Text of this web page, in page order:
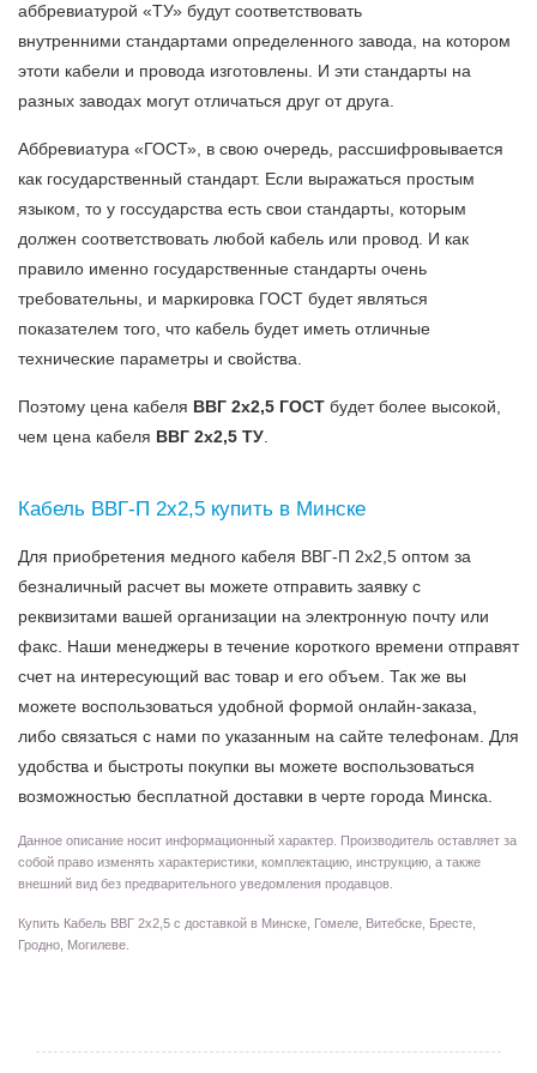
аббревиатурой «ТУ» будут соответствовать
внутренними стандартами определенного завода, на котором
этоти кабели и провода изготовлены. И эти стандарты на
разных заводах могут отличаться друг от друга.
Аббревиатура «ГОСТ», в свою очередь, рассшифровывается
как государственный стандарт. Если выражаться простым
языком, то у госсударства есть свои стандарты, которым
должен соответствовать любой кабель или провод. И как
правило именно государственные стандарты очень
требовательны, и маркировка ГОСТ будет являться
показателем того, что кабель будет иметь отличные
технические параметры и свойства.
Поэтому цена кабеля ВВГ 2х2,5 ГОСТ будет более высокой,
чем цена кабеля ВВГ 2х2,5 ТУ
Кабель ВВГ-П 2х2,5 купить в Минске
Для приобретения медного кабеля ВВГ-П 2х2,5 оптом за
безналичный расчет вы можете отправить заявку с
реквизитами вашей организации на электронную почту или
факс. Наши менеджеры в течение короткого времени отправят
счет на интересующий вас товар и его объем. Так же вы
можете воспользоваться удобной формой онлайн-заказа,
либо связаться с нами по указанным на сайте телефонам. Для
удобства и быстроты покупки вы можете воспользоваться
возможностью бесплатной доставки в черте города Минска.
Данное описание носит информационный характер. Производитель оставляет за
собой право изменять характеристики, комплектацию, инструкцию, а также
внешний вид без предварительного уведомления продавцов.
Купить Кабель ВВГ 2х2,5 с доставкой в Минске, Гомеле, Витебске, Бресте,
Гродно, Могилеве.